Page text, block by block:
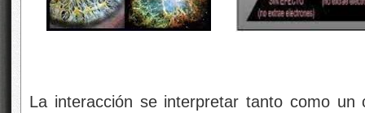
La interacción se interpretar tanto como